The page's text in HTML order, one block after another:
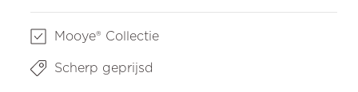
Mooye® Collectie
Scherp geprijsd